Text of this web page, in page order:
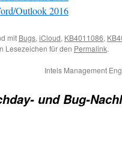
Outlook 2016
mit Bugs, iCloud, KB4011086,
Lesezeichen für den Permalink.
Intels Management
und Bug-